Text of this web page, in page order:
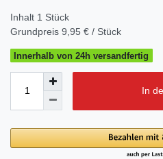
Inhalt 1 Stück
Grundpreis 9,95 € / Stück
Innerhalb von 24h versandfertig
In